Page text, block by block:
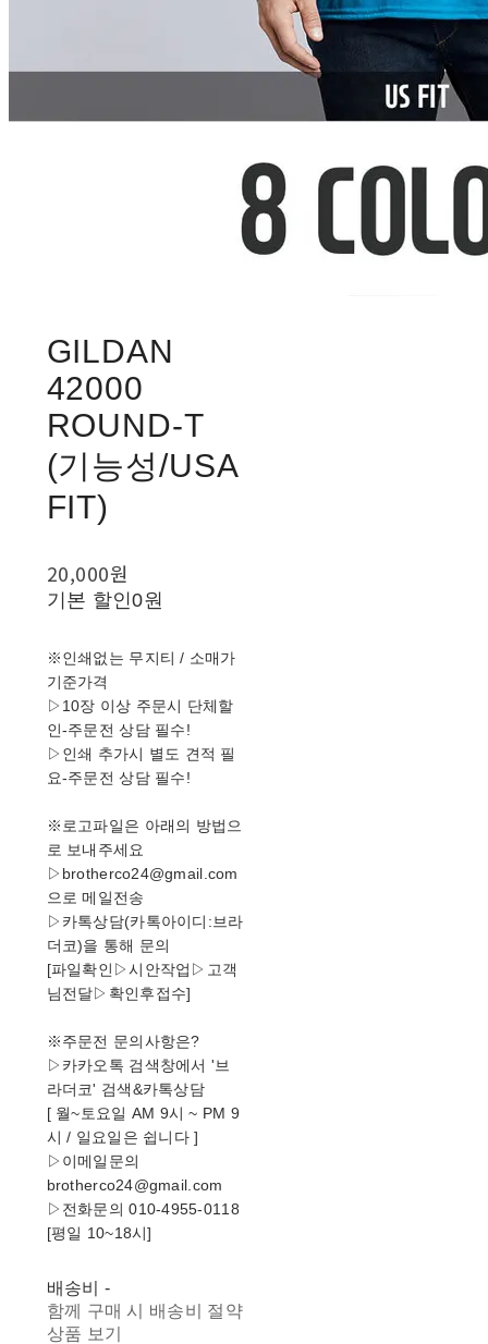
GILDAN
42000
ROUND-T
(기능성/USA
FIT)
20,000원
기본 할인0원
※인쇄없는 무지티 / 소매가
기준가격
▷10장 이상 주문시 단체할
인-주문전 상담 필수!
▷인쇄 추가시 별도 견적 필
요-주문전 상담 필수!
※로고파일은 아래의 방법으
로 보내주세요
▷brotherco24@gmail.com
으로 메일전송
▷카톡상담(카톡아이디:브라
더코)을 통해 문의
[파일확인▷시안작업▷고객
님전달▷확인후접수]
※주문전 문의사항은?
▷카카오톡 검색창에서 '브
라더코' 검색&카톡상담
[ 월~토요일 AM 9시 ~ PM 9
시 / 일요일은 쉽니다 ]
▷이메일문의
brotherco24@gmail.com
▷전화문의 010-4955-0118
[평일 10~18시]
배송비 -
함께 구매 시 배송비 절약
상품 보기